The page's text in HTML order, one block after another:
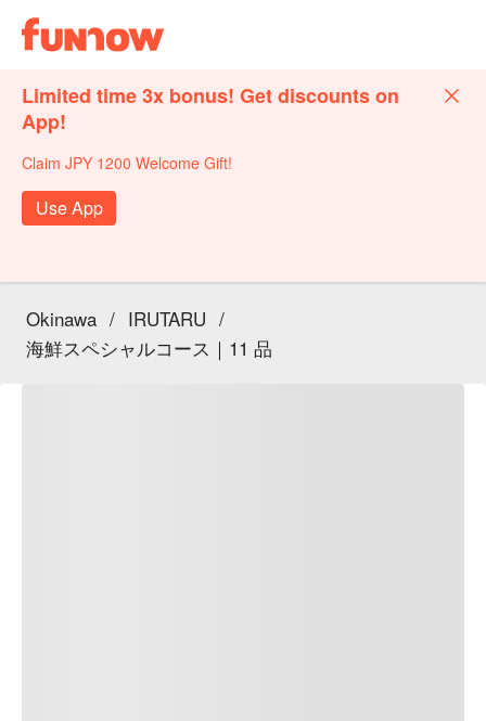
Limited time 3x bonus! Get discounts on
App!
Claim JPY 1200 Welcome Gift!
Use App
Okinawa / IRUTARU /
海鮮スペシャルコース｜11 品